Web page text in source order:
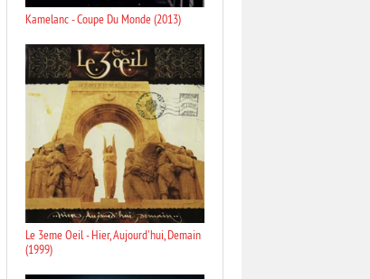
Kamelanc - Coupe Du Monde (2013)
Le 3eme Oeil - Hier, Aujourd'hui, Demain
(1999)